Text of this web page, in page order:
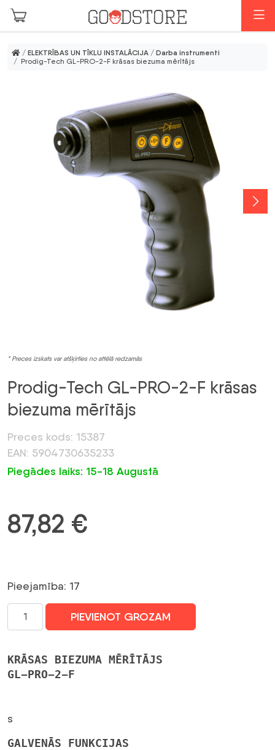
Skip to main content
/ ELEKTRĪBAS UN TĪKLU INSTALĀCIJA / Darba instrumenti
/ Prodig-Tech GL-PRO-2-F krāsas biezuma mērītājs
* Preces izskats var atšķirties no attēlā redzamās
Prodig-Tech GL-PRO-2-F krāsas
biezuma mērītājs
Preces kods: 15387
EAN: 5904730635233
Piegādes laiks: 15-18 Augustā
87,82 €
Pieejamība: 17
Prodig-
Tech
PRO-
2-
daudzums
PIEVIENOT GROZAM
KRĀSAS BIEZUMA MĒRĪTĀJS
GL-PRO-2-F
s
GALVENĀS FUNKCIJAS